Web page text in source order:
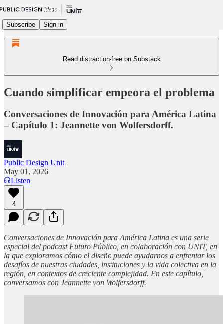
Subscribe Sign in
Read distraction-free on Substack
Cuando simplificar empeora el problema
Conversaciones de Innovación para América Latina
– Capítulo 1: Jeannette von Wolfersdorff.
Public Design Unit
May 01, 2026
Listen
4
Conversaciones de Innovación para América Latina es una serie
especial del podcast Futuro Público, en colaboración con UNIT, en
la que exploramos cómo el diseño puede ayudarnos a enfrentar los
desafíos de nuestras ciudades, instituciones y la vida colectiva en la
región, en contextos de creciente complejidad. En este capítulo,
conversamos con Jeannette von Wolfersdorff.